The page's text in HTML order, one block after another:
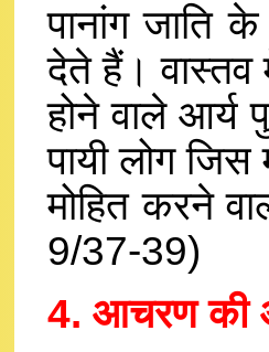
पानांग जाति
देते हैं। वास्तव
होने वाले आर्य
पायी लोग
मोहित करने
9/37-39)
4. आचरण की